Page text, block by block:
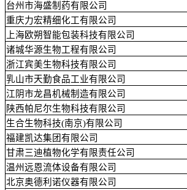
台州市海盛制药有限公司
重庆力宏精细化工有限公司
上海欧朔智能包装科技有限公司
诸城华源生物工程有限公司
浙江宾美生物科技有限公司
乳山市天勤食品工业有限公司
江阴市龙昌机械制造有限公司
陕西帕尼尔生物科技有限公司
生合生物科技(南京)有限公司
福建凯达集团有限公司
甘肃三迪植物化学有限责任公司
温州远恩流体设备有限公司
北京奥德利诺仪器有限公司